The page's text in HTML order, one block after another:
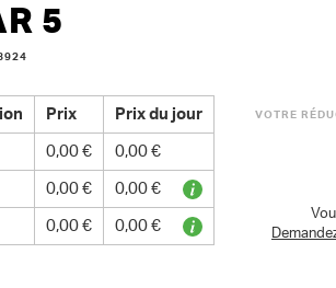
5
Prix Prix du jour
0,00 € 0,00 €
0,00 € 0,00 €
0,00 € 0,00 €
VOTRE